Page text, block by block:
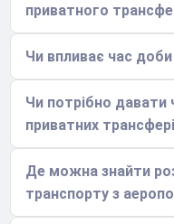
приватного
Чи впливає час доби
Чи потрібно давати
приватних
Де можна знайти
транспорту з